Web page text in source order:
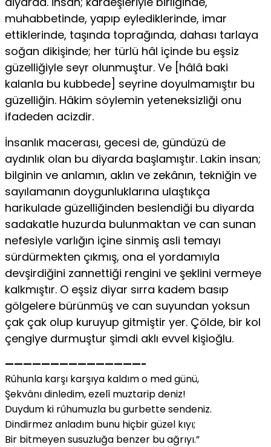
muhabbetinde, yapıp eylediklerinde, imar
ettiklerinde, taşında toprağında, dahası tarlaya
soğan dikişinde; her türlü hâl içinde bu eşsiz
güzelliğiyle seyr olunmuştur. Ve [hâlâ baki
kalanla bu kubbede] seyrine doyulmamıştır bu
güzelliğin. Hâkim söylemin yeteneksizliği onu
ifadeden acizdir.
İnsanlık macerası, gecesi de, gündüzü de
aydınlık olan bu diyarda başlamıştır. Lakin insan;
bilginin ve anlamın, aklın ve zekânın, tekniğin ve
sayılamanın doygunluklarına ulaştıkça
harikulade güzelliğinden beslendiği bu diyarda
sadakatle huzurda bulunmaktan ve can sunan
nefesiyle varlığın içine sinmiş asli temayı
sürdürmekten çıkmış, ona el yordamıyla
devşirdiğini zannettiği rengini ve şeklini vermeye
kalkmıştır. O eşsiz diyar sırra kadem basıp
gölgelere bürünmüş ve can suyundan yoksun
çak çak olup kuruyup gitmiştir yer. Çölde, bir kol
çengiye durmuştur şimdi aklı evvel kişioğlu.
———————————————-
Rûhunla karşı karşıya kaldım o med günü,
Şekvânı dinledim, ezelî muztarip deniz!
Duydum ki rûhumuzla bu gurbette sendeniz.
Dindirmez anladım bunu hiçbir güzel kıyı;
Bir bitmeyen susuzluğa benzer bu ağrıyı.”